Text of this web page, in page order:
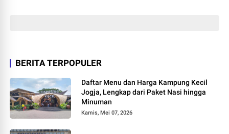
BERITA TERPOPULER
Daftar Menu dan Harga Kampung Kecil
Jogja, Lengkap dari Paket Nasi hingga
Minuman
Kamis, Mei 07, 2026